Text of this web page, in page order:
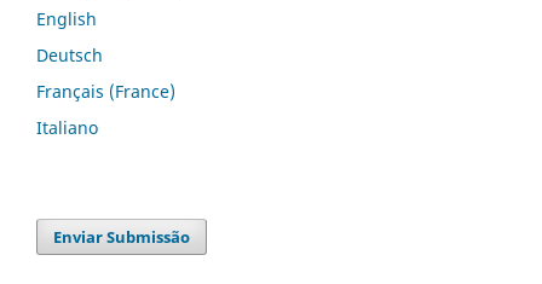
English
Deutsch
Français (France)
Italiano
Enviar Submissão